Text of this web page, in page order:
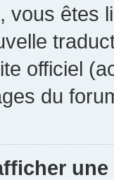
vous êtes
officiel
du